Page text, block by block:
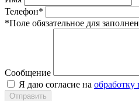
Телефон*
*Поле обязательное для
Сообщение
Я даю согласие на